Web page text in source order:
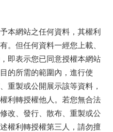
本網站之任何資料，其權利
。但任何資料一經您上載、
即表示您已同意授權本網站
的所需的範圍內，進行使
重製或公開展示該等資料，
利轉授權他人。若您無合法
改、發行、散布、重製或公
權利轉授權第三人，請勿擅